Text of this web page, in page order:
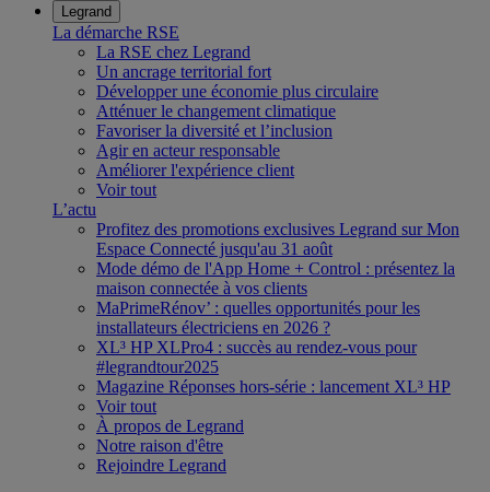
Legrand
La démarche RSE
La RSE chez Legrand
Un ancrage territorial fort
Développer une économie plus circulaire
Atténuer le changement climatique
Favoriser la diversité et l’inclusion
Agir en acteur responsable
Améliorer l'expérience client
Voir tout
L’actu
Profitez des promotions exclusives Legrand sur Mon
Espace Connecté jusqu'au 31 août
Mode démo de l'App Home + Control : présentez la
maison connectée à vos clients
MaPrimeRénov’ : quelles opportunités pour les
installateurs électriciens en 2026 ?
XL³ HP XLPro4 : succès au rendez-vous pour
#legrandtour2025
Magazine Réponses hors-série : lancement XL³ HP
Voir tout
À propos de Legrand
Notre raison d'être
Rejoindre Legrand